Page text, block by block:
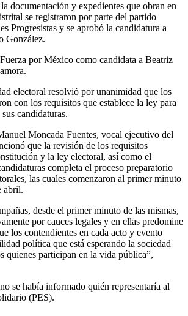
documentación y expedientes que obran en
se registraron por parte del partido
Progresistas y se aprobó la candidatura a
González.
por México como candidata a Beatriz
electoral resolvió por unanimidad que los
con los requisitos que establece la ley para
candidaturas.
Moncada Fuentes, vocal ejecutivo del
que la revisión de los requisitos
y la ley electoral, así como el
completa el proceso preparatorio
las cuales comenzaron al primer minuto
abril.
desde el primer minuto de las mismas,
por cauces legales y en ellas predomine
los contendientes en cada acto y evento
política que está esperando la sociedad
quienes participan en la vida pública”,
se había informado quién representaría al
(PES).